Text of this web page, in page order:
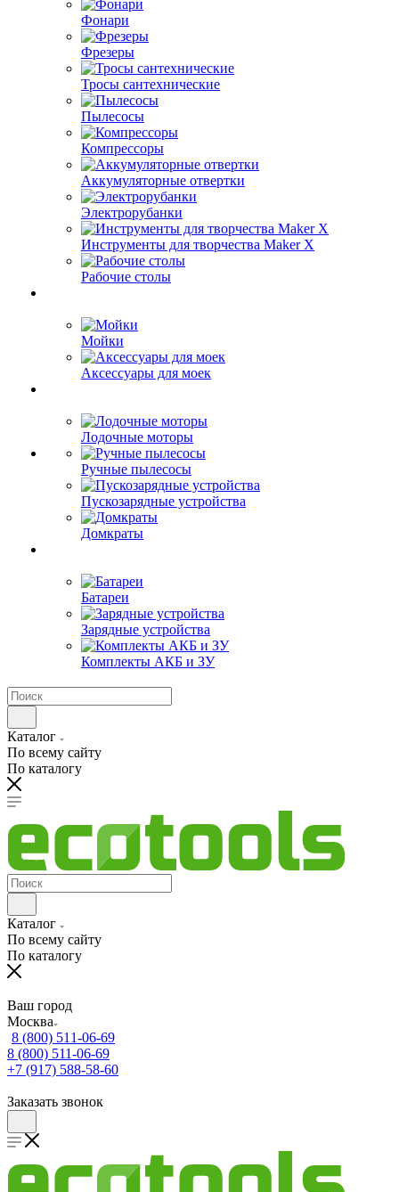
Фонари
Фрезеры
Тросы сантехнические
Пылесосы
Компрессоры
Аккумуляторные отвертки
Электрорубанки
Инструменты для творчества Maker X
Рабочие столы
Мойки
Аксессуары для моек
Лодочные моторы
Ручные пылесосы
Пускозарядные устройства
Домкраты
Батареи
Зарядные устройства
Комплекты АКБ и ЗУ
Каталог
По всему сайту
По каталогу
Каталог
По всему сайту
По каталогу
Ваш город
Москва
8 (800) 511-06-69
8 (800) 511-06-69
+7 (917) 588-58-60
Заказать звонок